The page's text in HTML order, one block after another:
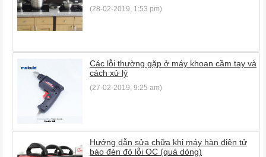
(28-02-2019, 1:53 pm)
Các lỗi thường gặp ở máy khoan cầm tay và
cách xử lý
(27-02-2019, 9:25 am)
Hướng dẫn sửa chữa khi máy hàn điện tử
báo đèn đỏ lỗi OC (quá dòng)